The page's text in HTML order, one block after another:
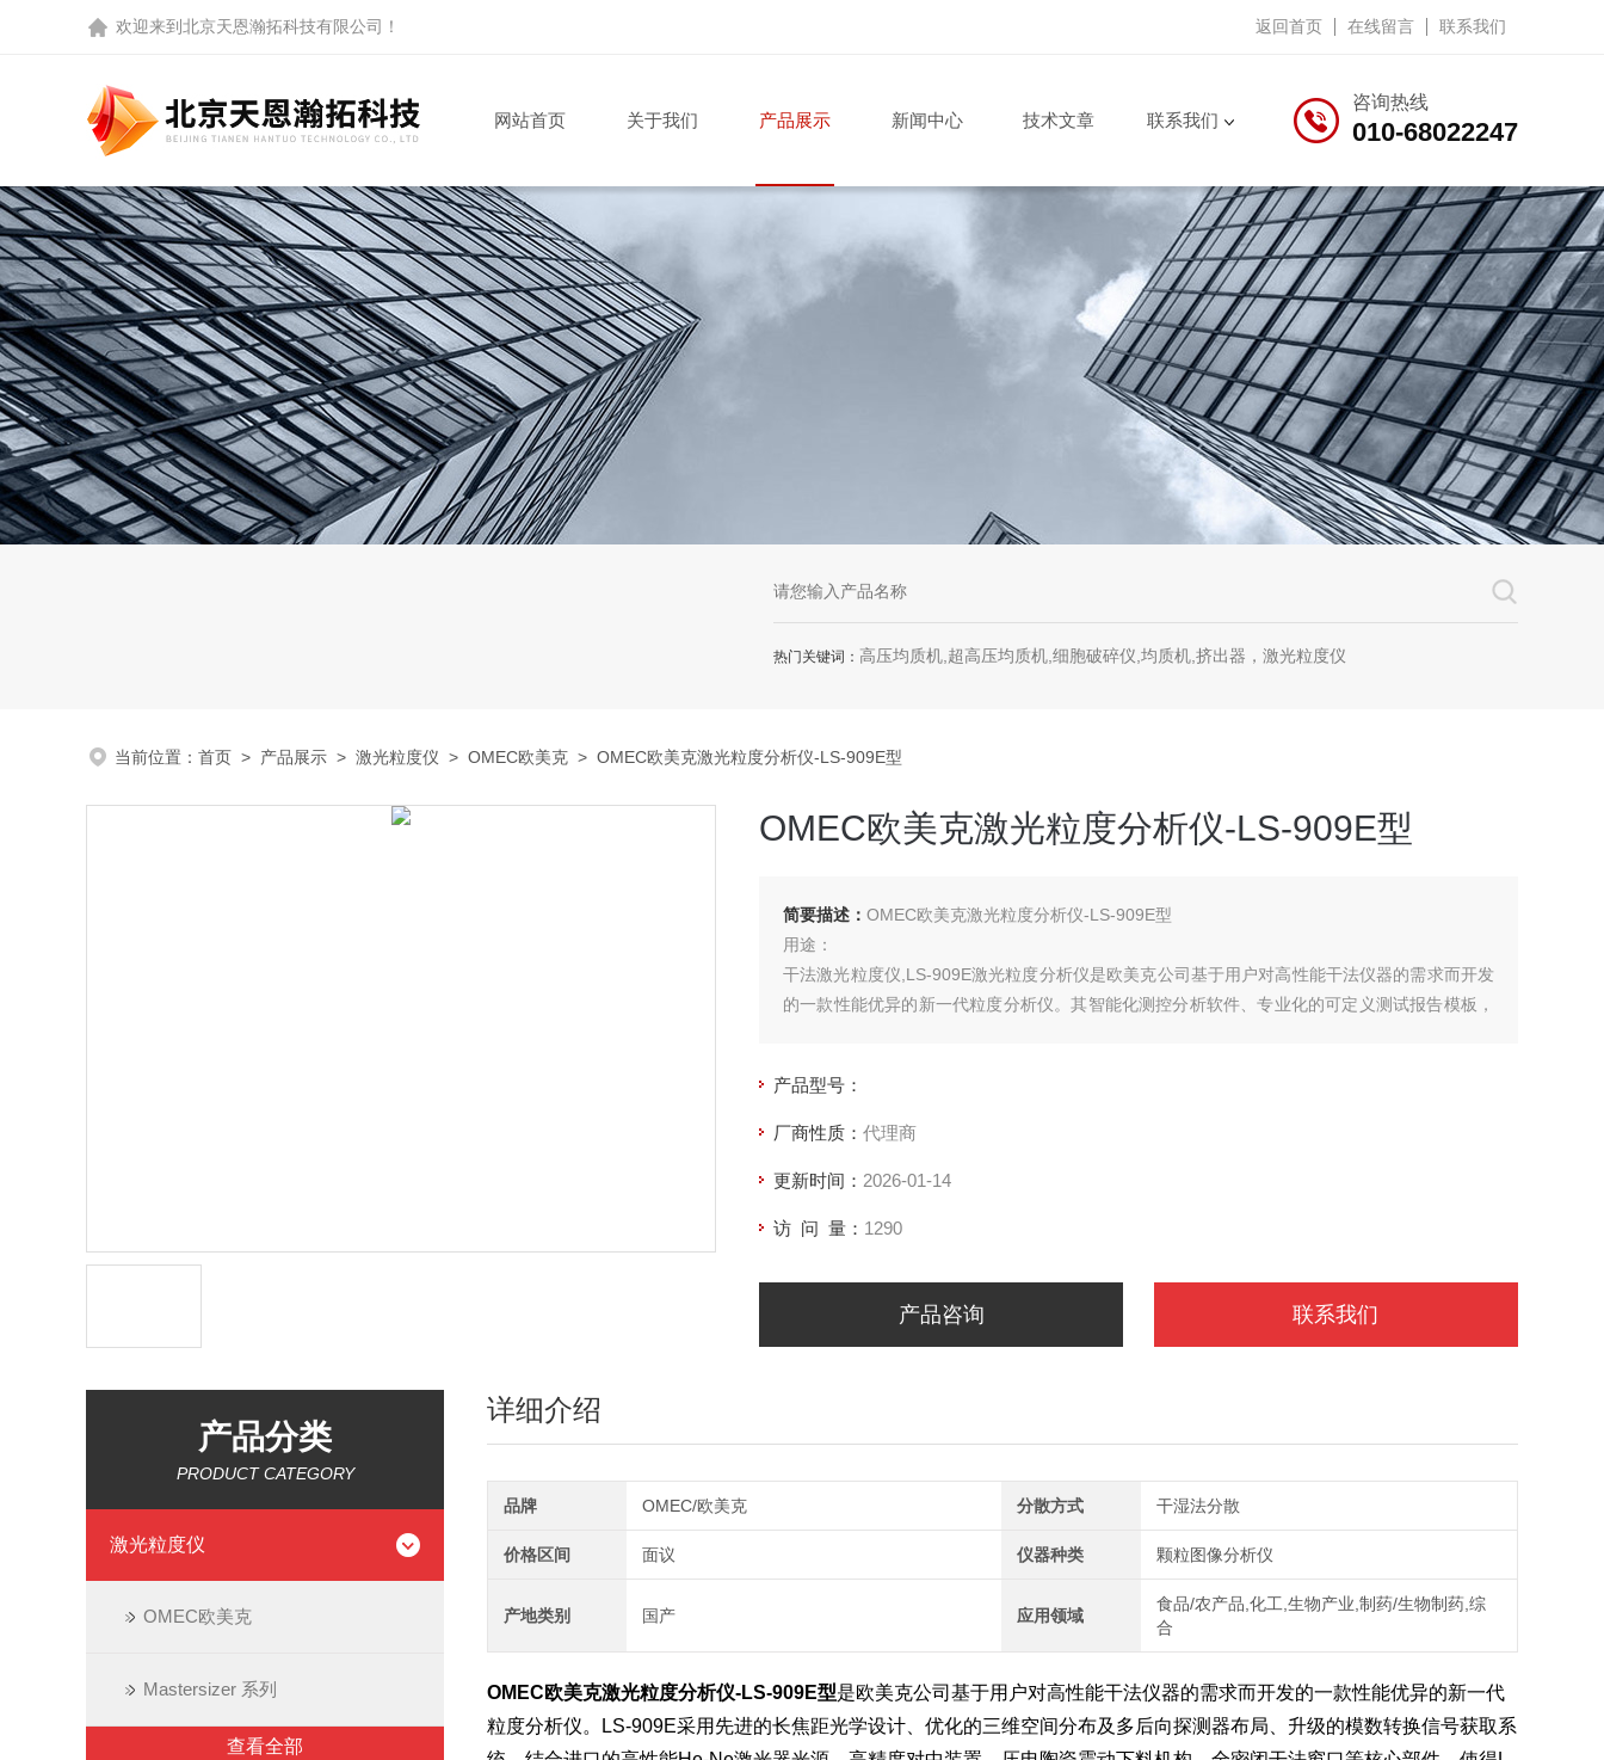
欢迎来到 北京天恩瀚拓科技有限公司 ！ 返回首页 在线留言 联系我们
咨询热线
010-68022247
网站首页 关于我们 产品展示 新闻中心 技术文章 联系我们
热门关键词： 高压均质机,超高压均质机,细胞破碎仪,均质机,挤出器，激光粒度仪
当前位置： 首页 > 产品展示 > 激光粒度仪 > OMEC欧美克 > OMEC欧美克激光粒度分析仪-LS-909E型
OMEC欧美克激光粒度分析仪-LS-909E型
简要描述： OMEC欧美克激光粒度分析仪-LS-909E型
用途：
干法激光粒度仪,LS-909E激光粒度分析仪是欧美克公司基于用户对高性能干法仪器的需求而开发
的一款性能优异的新一代粒度分析仪。其智能化测控分析软件、专业化的可定义测试报告模板，
产品型号：
厂商性质： 代理商
更新时间： 2026-01-14
访 问 量： 1290
产品咨询 联系我们
产品分类
PRODUCT CATEGORY
激光粒度仪
OMEC欧美克
Mastersizer 系列
查看全部
详细介绍
品牌 OMEC/欧美克 分散方式 干湿法分散
价格区间 面议 仪器种类 颗粒图像分析仪
产地类别 国产 应用领域
食品/农产品,化工,生物产业,制药/生物制药,综
合
OMEC欧美克激光粒度分析仪-LS-909E型是欧美克公司基于用户对高性能干法仪器的需求而开发的一款性能优异的新一代
粒度分析仪。LS-909E采用先进的长焦距光学设计、优化的三维空间分布及多后向探测器布局、升级的模数转换信号获取系